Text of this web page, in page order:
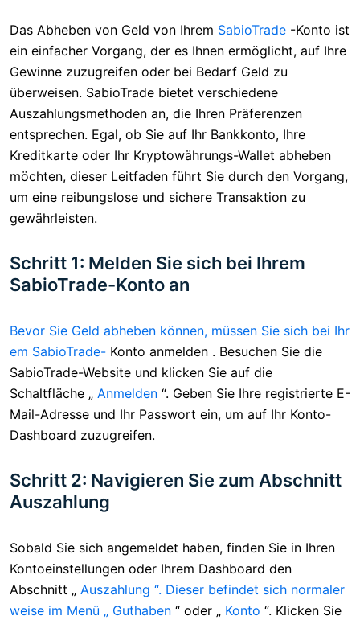
Das Abheben von Geld von Ihrem SabioTrade -Konto ist
ein einfacher Vorgang, der es Ihnen ermöglicht, auf Ihre
Gewinne zuzugreifen oder bei Bedarf Geld zu
überweisen. SabioTrade bietet verschiedene
Auszahlungsmethoden an, die Ihren Präferenzen
entsprechen. Egal, ob Sie auf Ihr Bankkonto, Ihre
Kreditkarte oder Ihr Kryptowährungs-Wallet abheben
möchten, dieser Leitfaden führt Sie durch den Vorgang,
um eine reibungslose und sichere Transaktion zu
gewährleisten.
Schritt 1: Melden Sie sich bei Ihrem
SabioTrade-Konto an
Bevor Sie Geld abheben können, müssen Sie sich bei Ihr
em SabioTrade- Konto anmelden . Besuchen Sie die
SabioTrade-Website und klicken Sie auf die
Schaltfläche „ Anmelden “. Geben Sie Ihre registrierte E-
Mail-Adresse und Ihr Passwort ein, um auf Ihr Konto-
Dashboard zuzugreifen.
Schritt 2: Navigieren Sie zum Abschnitt
Auszahlung
Sobald Sie sich angemeldet haben, finden Sie in Ihren
Kontoeinstellungen oder Ihrem Dashboard den
Abschnitt „ Auszahlung “. Dieser befindet sich normaler
weise im Menü „ Guthaben “ oder „ Konto “. Klicken Sie